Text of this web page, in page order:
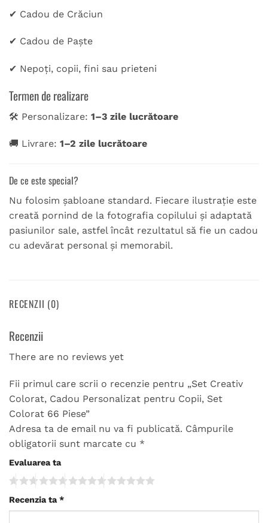
✔ Cadou de Crăciun
✔ Cadou de Paște
✔ Nepoți, copii, fini sau prieteni
Termen de realizare
🛠 Personalizare: 1–3 zile lucrătoare
🚚 Livrare: 1–2 zile lucrătoare
De ce este special?
Nu folosim șabloane standard. Fiecare ilustrație este
creată pornind de la fotografia copilului și adaptată
pasiunilor sale, astfel încât rezultatul să fie un cadou
cu adevărat personal și memorabil.
RECENZII (0)
Recenzii
There are no reviews yet
Fii primul care scrii o recenzie pentru „Set Creativ
Colorat, Cadou Personalizat pentru Copii, Set
Colorat 66 Piese”
Adresa ta de email nu va fi publicată. Câmpurile
obligatorii sunt marcate cu *
Evaluarea ta
Recenzia ta *